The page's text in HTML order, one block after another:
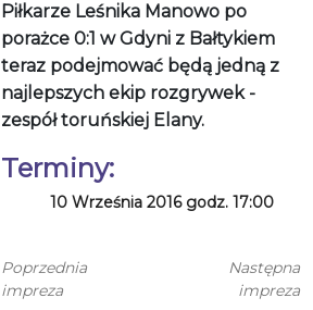
Piłkarze Leśnika Manowo po
porażce 0:1 w Gdyni z Bałtykiem
teraz podejmować będą jedną z
najlepszych ekip rozgrywek -
zespół toruńskiej Elany.
Terminy:
10 Września 2016 godz. 17:00
Poprzednia
impreza
Następna
impreza